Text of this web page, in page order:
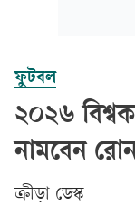
ফুটবল
২০২৬
নামবেন
ক্রীড়া ডেস্ক